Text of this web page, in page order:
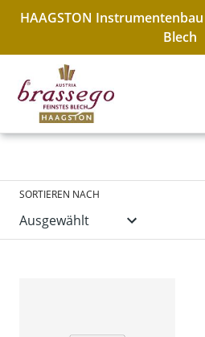
Direkt
Inhalt
HAAGSTON Instrumentenbau
Blech
S
a
M&H
SORTIEREN NACH